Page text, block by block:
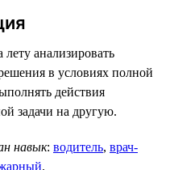
анализировать
в условиях полной
действия
задачи на другую.
навык: водитель, врач-
.